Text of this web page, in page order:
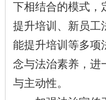
下相结合的模式，
提升培训、新员工
能提升培训等多项
念与法治素养，进
与主动性。